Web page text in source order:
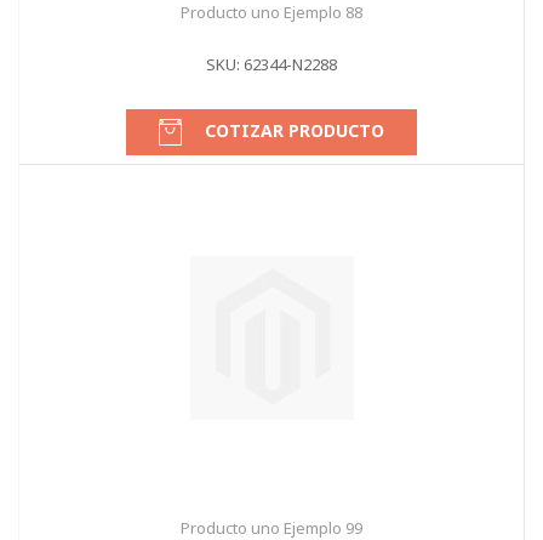
Producto uno Ejemplo 88
SKU: 62344-N2288
COTIZAR PRODUCTO
Producto uno Ejemplo 99